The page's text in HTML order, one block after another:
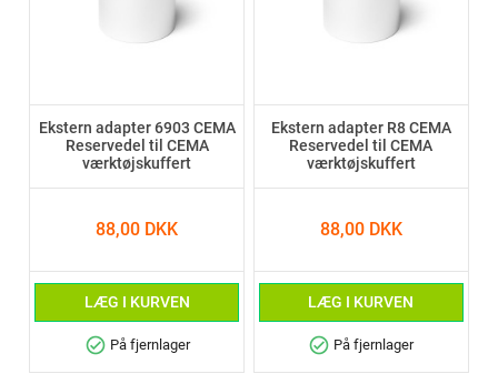
Ekstern adapter 6903 CEMA
Reservedel til CEMA
værktøjskuffert
88,00 DKK
LÆG I KURVEN
check_circle På fjernlager
Ekstern adapter R8 CEMA
Reservedel til CEMA
værktøjskuffert
88,00 DKK
LÆG I KURVEN
check_circle På fjernlager